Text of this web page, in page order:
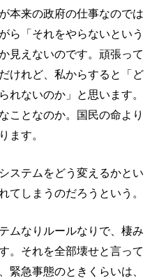
本来の政府の仕事なのでは
ら「それをやらないという
見えないのです。頑張って
けれど、私からすると「ど
れないのか」と思います。
ことなのか。国民の命より
ます。
ステムをどう変えるかとい
てしまうのだろうという。
ムなりルールなりで、棲み
。それを全部壊せと言って
緊急事態のときくらいは、